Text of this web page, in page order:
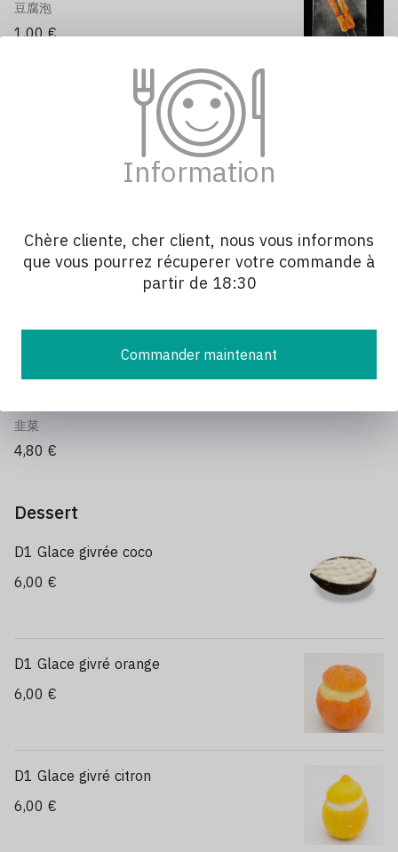
Information
Chère cliente, cher client, nous vous informons
que vous pourrez récuperer votre commande à
partir de 18:30
Commander maintenant
豆腐泡
1,00 €
1,00 €
金针菇
韭菜
4,80 €
Dessert
D1 Glace givrée coco
6,00 €
D1 Glace givré orange
6,00 €
D1 Glace givré citron
6,00 €